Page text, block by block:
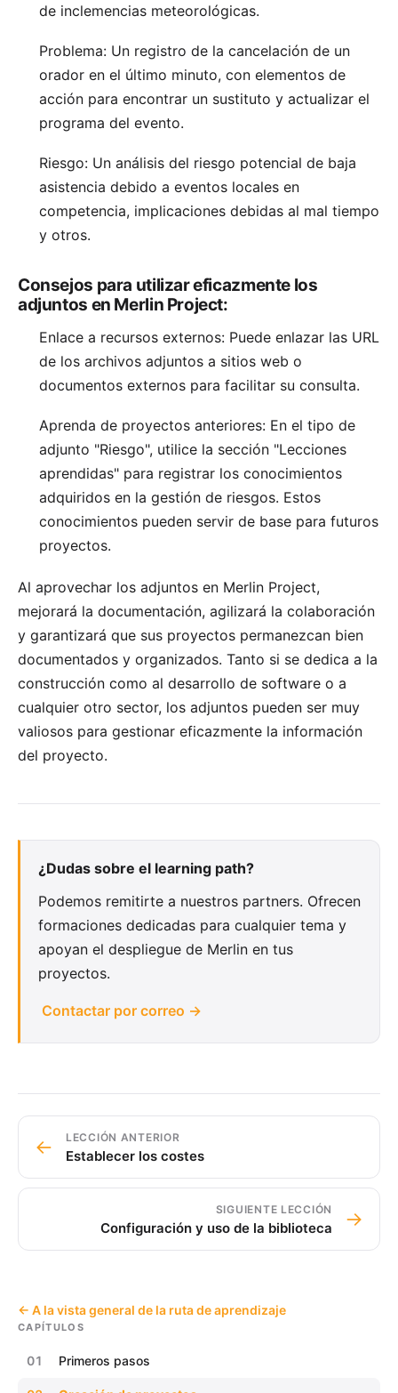
← A la vista general de la ruta de aprendizaje
CAPÍTULOS
01 Primeros pasos
de inclemencias meteorológicas.
Problema: Un registro de la cancelación de un
orador en el último minuto, con elementos de
acción para encontrar un sustituto y actualizar el
programa del evento.
Riesgo: Un análisis del riesgo potencial de baja
asistencia debido a eventos locales en
competencia, implicaciones debidas al mal tiempo
y otros.
Consejos para utilizar eficazmente los
adjuntos en Merlin Project:
Enlace a recursos externos: Puede enlazar las URL
de los archivos adjuntos a sitios web o
documentos externos para facilitar su consulta.
Aprenda de proyectos anteriores: En el tipo de
adjunto "Riesgo", utilice la sección "Lecciones
aprendidas" para registrar los conocimientos
adquiridos en la gestión de riesgos. Estos
conocimientos pueden servir de base para futuros
proyectos.
Al aprovechar los adjuntos en Merlin Project,
mejorará la documentación, agilizará la colaboración
y garantizará que sus proyectos permanezcan bien
documentados y organizados. Tanto si se dedica a la
construcción como al desarrollo de software o a
cualquier otro sector, los adjuntos pueden ser muy
valiosos para gestionar eficazmente la información
del proyecto.
¿Dudas sobre el learning path?
Podemos remitirte a nuestros partners. Ofrecen
formaciones dedicadas para cualquier tema y
apoyan el despliegue de Merlin en tus
proyectos.
Contactar por correo →
← LECCIÓN ANTERIOR
Establecer los costes
SIGUIENTE LECCIÓN
Configuración y uso de la biblioteca →